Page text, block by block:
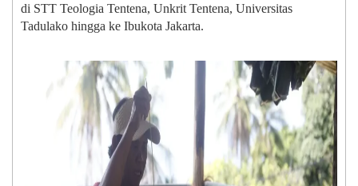
di STT Teologia Tentena, Unkrit Tentena, Universitas
Tadulako hingga ke Ibukota Jakarta.